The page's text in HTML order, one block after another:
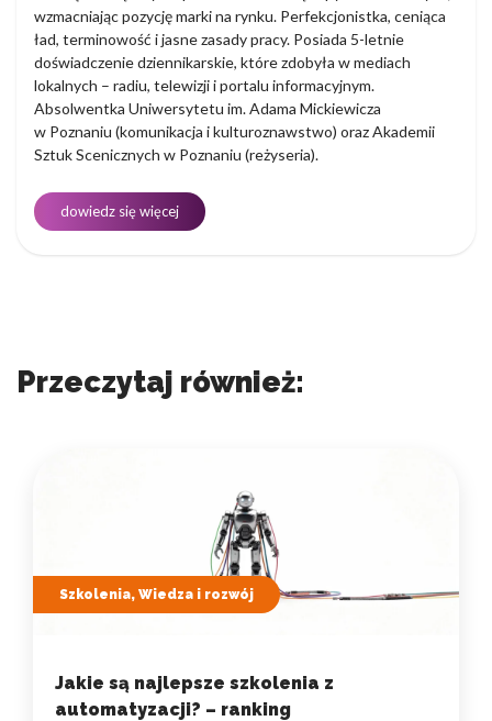
wzmacniając pozycję marki na rynku. Perfekcjonistka, ceniąca
ład, terminowość i jasne zasady pracy. Posiada 5-letnie
doświadczenie dziennikarskie, które zdobyła w mediach
lokalnych – radiu, telewizji i portalu informacyjnym.
Absolwentka Uniwersytetu im. Adama Mickiewicza
w Poznaniu (komunikacja i kulturoznawstwo) oraz Akademii
Sztuk Scenicznych w Poznaniu (reżyseria).
dowiedz się więcej
Przeczytaj również:
Szkolenia, Wiedza i rozwój
Jakie są najlepsze szkolenia z
automatyzacji? – ranking